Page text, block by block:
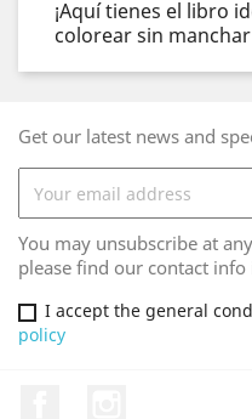
¡Aquí tienes el libro
colorear sin
Get our latest news and
You may unsubscribe at
please find our contact
I accept the general
policy